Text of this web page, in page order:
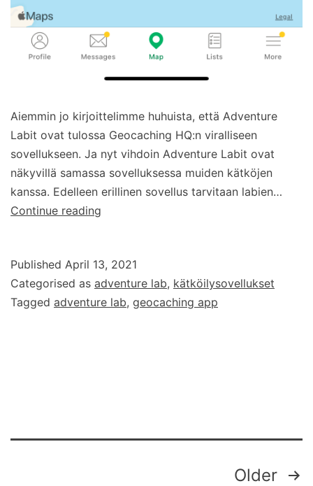
Aiemmin jo kirjoittelimme huhuista, että Adventure
Labit ovat tulossa Geocaching HQ:n viralliseen
sovellukseen. Ja nyt vihdoin Adventure Labit ovat
näkyvillä samassa sovelluksessa muiden kätköjen
kanssa. Edelleen erillinen sovellus tarvitaan labien…
Continue reading
sovellukseen!
Published April 13, 2021
Categorised as adventure lab, kätköilysovellukset
Tagged adventure lab, geocaching app
Older